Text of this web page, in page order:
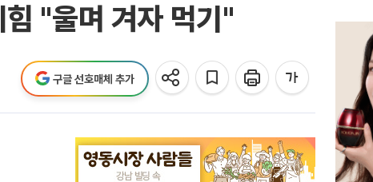
"울며 겨자 먹기"
구글 선호매체 추가